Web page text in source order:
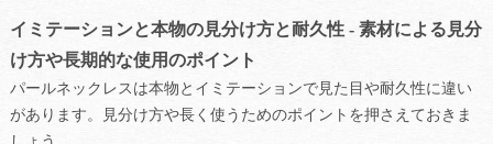
イミテーションと本物の見分け方と耐久性 - 素材による見分
け方や長期的な使用のポイント
パールネックレスは本物とイミテーションで見た目や耐久性に違い
があります。見分け方や長く使うためのポイントを押さえておきま